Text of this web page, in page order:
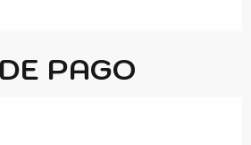
PAGO